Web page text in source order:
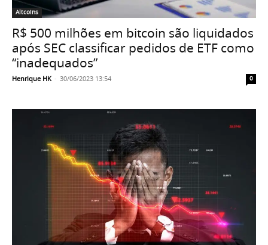
Altcoins
R$ 500 milhões em bitcoin são liquidados
após SEC classificar pedidos de ETF como
“inadequados”
Henrique HK - 30/06/2023 13:54 0